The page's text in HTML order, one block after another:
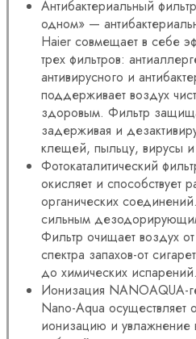
Антибактериальный
одном» —
Haier совмещает в себе
трех фильтров:
антивирусного и
поддерживает воздух
здоровым. Фильтр
задерживая и
клещей, пыльцу, вирусы и
Фотокаталитический
окисляет и способствует
органических
сильным
Фильтр очищает воздух
спектра запахов-от
до химических испарений.
Ионизация NANOAQUA-
Nano-Aqua осуществляет
ионизацию и увлажнение